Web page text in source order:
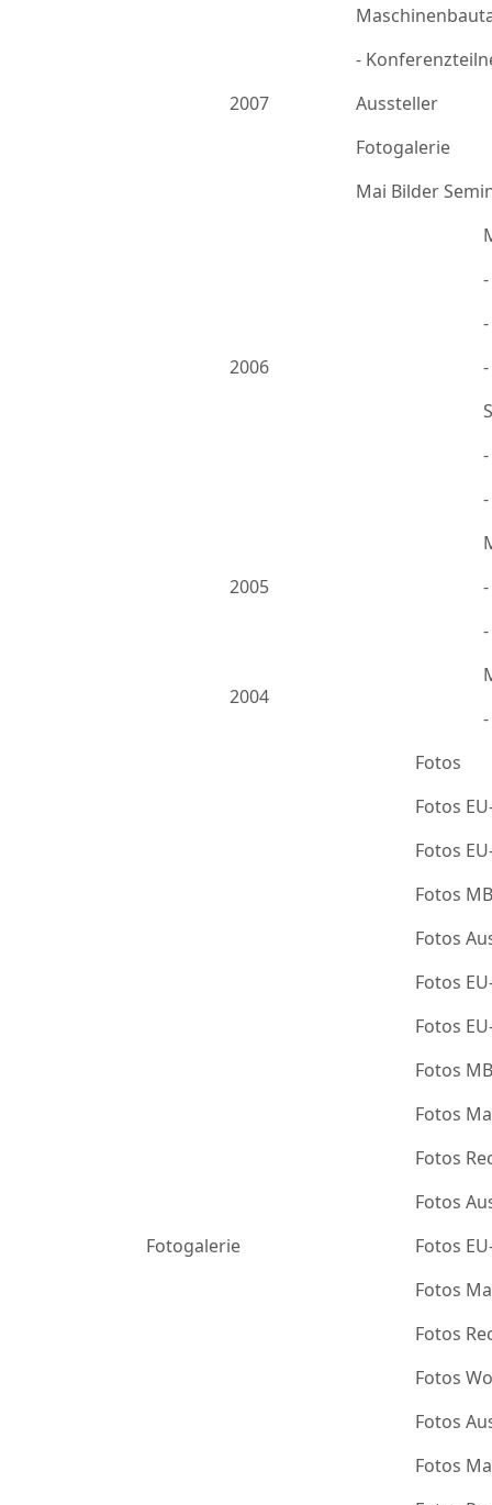
2007
-
Aussteller
Fotogalerie
Mai Bilder
2006
2005
2004
Fotogalerie
Fotos
Fotos
Fotos
Fotos
Fotos
Fotos
Fotos
Fotos
Fotos
Fotos
Fotos
Fotos
Fotos
Fotos
Fotos
Fotos
Fotos